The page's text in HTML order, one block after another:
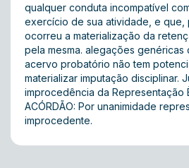
qualquer conduta incompatível
exercício de sua atividade, e que,
ocorreu a materialização da
pela mesma. alegações
acervo probatório não tem
materializar imputação disciplinar.
improcedência da Representação
ACÓRDÃO: Por unanimidade
improcedente.